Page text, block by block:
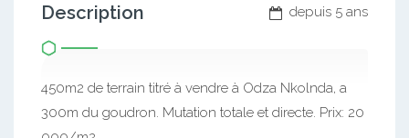
depuis 5 ans
Description
450m2 de terrain titré à vendre à Odza Nkolnda, a
300m du goudron. Mutation totale et directe. Prix: 20